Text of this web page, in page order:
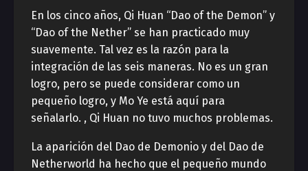
En los cinco años, Qi Huan “Dao of the Demon” y
“Dao of the Nether” se han practicado muy
suavemente. Tal vez es la razón para la
integración de las seis maneras. No es un gran
logro, pero se puede considerar como un
pequeño logro, y Mo Ye está aquí para
señalarlo. , Qi Huan no tuvo muchos problemas.
La aparición del Dao de Demonio y del Dao de
Netherworld ha hecho que el pequeño mundo